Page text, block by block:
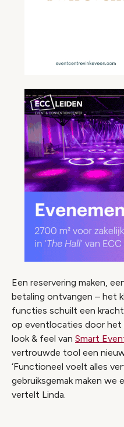
Een reservering maken,
betaling ontvangen – het
functies schuilt een
op eventlocaties door het
look & feel van Smart
vertrouwde tool een
‘Functioneel voelt alles
gebruiksgemak maken we
vertelt Linda.